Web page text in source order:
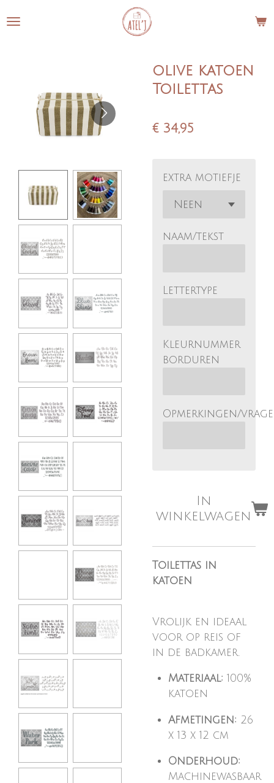
direct
olive katoen
Toilettas
€ 34,95
extra motiefje
naam/tekst
Lettertype
Kleurnummer
borduren
Opmerkingen/
In
winkelwagen
Toilettas in
katoen
Vrolijk en ideaal
voor op reis of
in de badkamer.
Materiaal: 100%
katoen
Afmetingen: 26
x 13 x 12 cm
Onderhoud:
Machinewasbaar